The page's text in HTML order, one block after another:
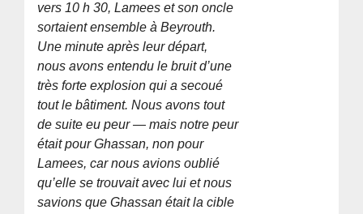
vers 10 h 30, Lamees et son oncle
sortaient ensemble à Beyrouth.
Une minute après leur départ,
nous avons entendu le bruit d’une
très forte explosion qui a secoué
tout le bâtiment. Nous avons tout
de suite eu peur — mais notre peur
était pour Ghassan, non pour
Lamees, car nous avions oublié
qu’elle se trouvait avec lui et nous
savions que Ghassan était la cible